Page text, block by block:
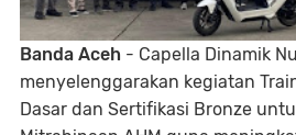
Banda Aceh - Capella Dinamik
menyelenggarakan kegiatan
Dasar dan Sertifikasi Bronze